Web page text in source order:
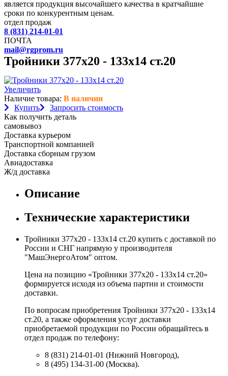
является продукция высочайшего качества в кратчайшие
сроки по конкурентным ценам.
отдел продаж
8 (831) 214-01-01
ПОЧТА
mail@rgprom.ru
Тройники 377х20 - 133х14 ст.20
Увеличить
Наличие товара: В наличии
Купить
Запросить стоимость
Как получить деталь
самовывоз
Доставка курьером
Транспортной компанией
Доставка сборным грузом
Авиадоставка
Ж/д доставка
Описание
Технические характеристики
Тройники 377х20 - 133х14 ст.20 купить с доставкой по
России и СНГ напрямую у производителя
"МашЭнергоАтом" оптом.
Цена на позицию «Тройники 377х20 - 133х14 ст.20»
формируется исходя из объема партии и стоимости
доставки.
По вопросам приобретения Тройники 377х20 - 133х14
ст.20, а также оформления услуг доставки
приобретаемой продукции по России обращайтесь в
отдел продаж по телефону:
8 (831) 214-01-01 (Нижний Новгород),
8 (495) 134-31-00 (Москва).